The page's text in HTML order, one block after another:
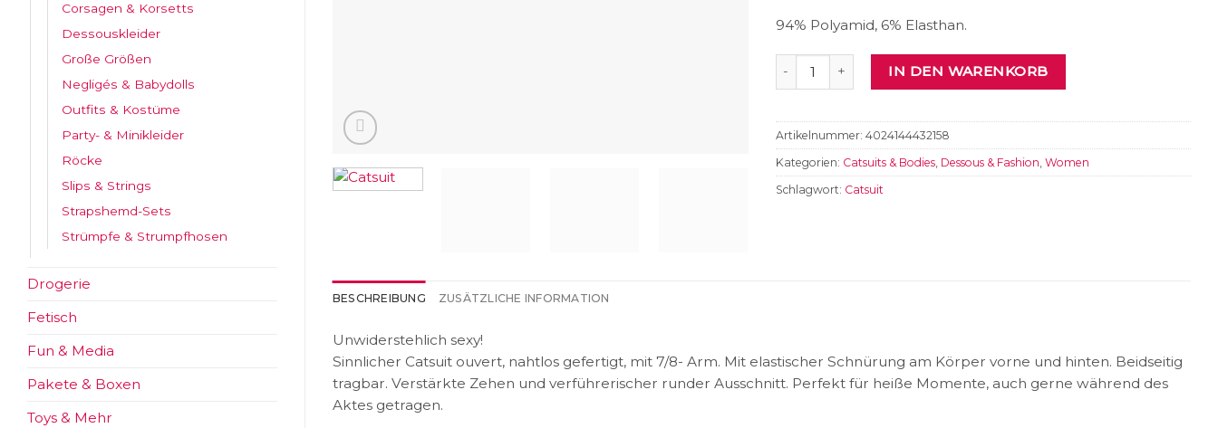
Corsagen & Korsetts
Dessouskleider
Große Größen
Negligés & Babydolls
Outfits & Kostüme
Party- & Minikleider
Röcke
Slips & Strings
Strapshemd-Sets
Strümpfe & Strumpfhosen
Drogerie
Fetisch
Fun & Media
Pakete & Boxen
Toys & Mehr
94% Polyamid, 6% Elasthan.
Catsuit Menge IN DEN WARENKORB
Artikelnummer: 4024144432158
Kategorien: Catsuits & Bodies, Dessous & Fashion Women
Schlagwort: Catsuit
BESCHREIBUNG ZUSÄTZLICHE INFORMATION
Unwiderstehlich sexy!
Sinnlicher Catsuit ouvert, nahtlos gefertigt, mit 7/8- Arm. Mit elastischer Schnürung am Körper vorne und hinten. Beidseitig
tragbar. Verstärkte Zehen und verführerischer runder Ausschnitt. Perfekt für heiße Momente, auch gerne während des
Aktes getragen.